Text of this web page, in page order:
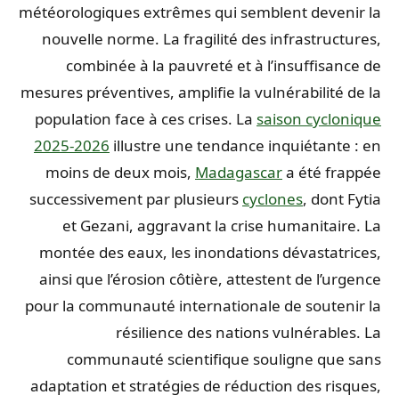
météorologiques extrêmes qui semblent devenir la
nouvelle norme. La fragilité des infrastructures,
combinée à la pauvreté et à l’insuffisance de
mesures préventives, amplifie la vulnérabilité de la
population face à ces crises. Lasaison cyclonique
2025-2026 illustre une tendance inquiétante : en
moins de deux mois,Madagascara été frappée
successivement par plusieurscyclones , dont Fytia
et Gezani, aggravant la crise humanitaire. La
montée des eaux, les inondations dévastatrices,
ainsi que l’érosion côtière, attestent de l’urgence
pour la communauté internationale de soutenir la
résilience des nations vulnérables. La
communauté scientifique souligne que sans
adaptation et stratégies de réduction des risques,